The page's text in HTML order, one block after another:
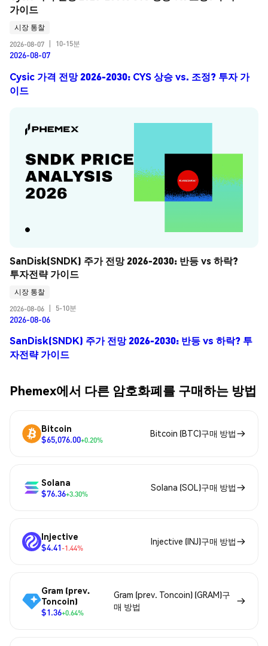
가이드
시장 통찰
2026-08-07
10-15분
2026-08-07
Cysic 가격 전망 2026-2030: CYS 상승 vs. 조정? 투자 가
이드
SanDisk(SNDK) 주가 전망 2026-2030: 반등 vs 하락?
투자전략 가이드
시장 통찰
2026-08-06
5-10분
2026-08-06
SanDisk(SNDK) 주가 전망 2026-2030: 반등 vs 하락? 투
자전략 가이드
Phemex에서 다른 암호화폐를 구매하는 방법
Bitcoin
$65,076.00+0.20%
Bitcoin (BTC)구매 방법
Solana
$76.36+3.30%
Solana (SOL)구매 방법
Injective
$4.41-1.44%
Injective (INJ)구매 방법
Gram (prev.
Toncoin)
$1.36+0.64%
Gram (prev. Toncoin) (GRAM)구
매 방법